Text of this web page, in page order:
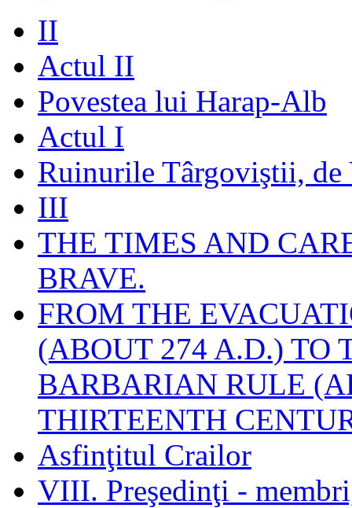
II
Actul II
Povestea lui Harap-Alb
Actul I
Ruinurile Târgoviştii, de
III
THE TIMES AND
BRAVE.
FROM THE
(ABOUT 274 A.D.) TO
BARBARIAN RULE
THIRTEENTH
Asfinţitul Crailor
VIII. Preşedinţi -